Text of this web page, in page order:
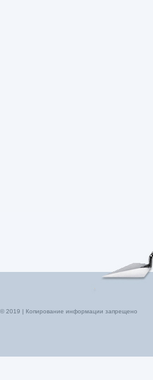
© 2019 | Копирование информации запрещено